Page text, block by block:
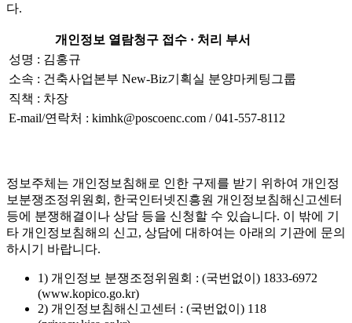
다.
개인정보 열람청구 접수 · 처리 부서
성명 : 김홍규
소속 : 건축사업본부 New-Biz기획실 분양마케팅그룹
직책 : 차장
E-mail/연락처 : kimhk@poscoenc.com / 041-557-8112
정보주체는 개인정보침해로 인한 구제를 받기 위하여 개인정
보분쟁조정위원회, 한국인터넷진흥원 개인정보침해신고센터
등에 분쟁해결이나 상담 등을 신청할 수 있습니다. 이 밖에 기
타 개인정보침해의 신고, 상담에 대하여는 아래의 기관에 문의
하시기 바랍니다.
1) 개인정보 분쟁조정위원회 : (국번없이) 1833-6972
(www.kopico.go.kr)
2) 개인정보침해신고센터 : (국번없이) 118